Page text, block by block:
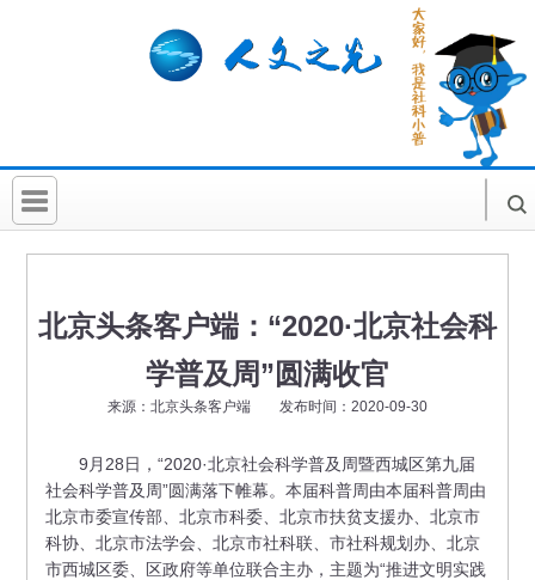
首 页
科普活动
北京头条客户端：“2020·北京社会科
学普及周”圆满收官
来源：北京头条客户端 发布时间：2020-09-30
9月28日，“2020·北京社会科学普及周暨西城区第九届
社会科学普及周”圆满落下帷幕。本届科普周由本届科普周由
北京市委宣传部、北京市科委、北京市扶贫支援办、北京市
科协、北京市法学会、北京市社科联、市社科规划办、北京
市西城区委、区政府等单位联合主办，主题为“推进文明实践